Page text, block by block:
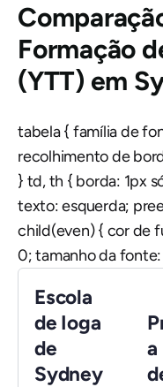
Formação
(YTT) em
tabela { família de
recolhimento de
} td, th { borda: 1px
texto: esquerda;
child(even) { cor de
0; tamanho da
Escola
de Ioga
de
Sydney